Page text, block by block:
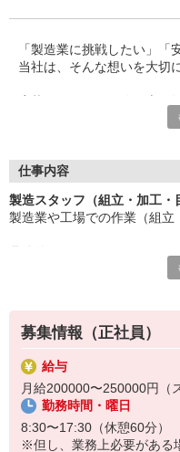
「製造業に挑戦したい」「
当社は、そんな想いを大切
約束を守ること、きちんと
また、勤務時間やシフトな
長く働きたい――
製造業で正社員としてキャ
仕事内容
製造スタッフ（組立・加工・
製造業や工場での作業（組立
製品に不備がないか目視チェ
複雑な作業や力仕事はほと
未経験の方もすぐに慣れてい
※当社（株）テクノ・サービ
業所へ派遣となります。
募集情報（正社員）
給与
月給200000〜250000円（
勤務時間・曜日
8:30〜17:30（休憩60分）
※但し、業務上必要がある